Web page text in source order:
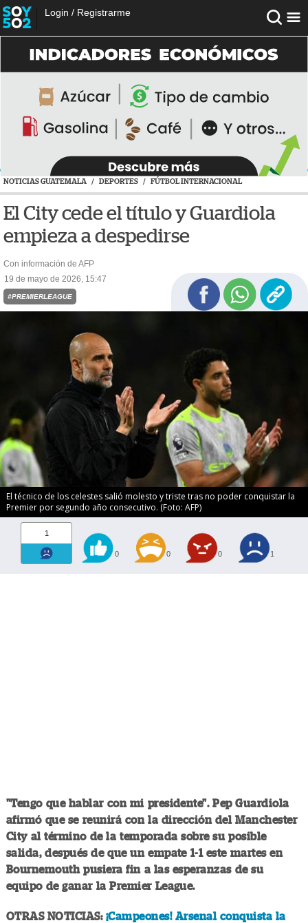
Login / Registrarme
NOTICIAS GUATEMALA / DEPORTES / FÚTBOL INTERNACIONAL
El City cede el título y Guardiola
empieza a despedirse
Con información de AFP
19 de mayo de 2026, 15:47
#PREMIERLEAGUE
El técnico de los celestes salió molesto y triste tras no poder conquistar la
Premier por segundo año consecutivo. (Foto: AFP)
1
0 0 0 1
"Tengo que hablar con mi presidente". Pep Guardiola
afirmó que se reunirá con la dirección del Manchester
City al término de la temporada sobre su posible
salida, después de que un empate 1-1 este martes en
Bournemouth pusiera fin a las esperanzas de su
equipo de ganar la Premier League.
OTRAS NOTICIAS: ¡Campeones! Arsenal conquista la